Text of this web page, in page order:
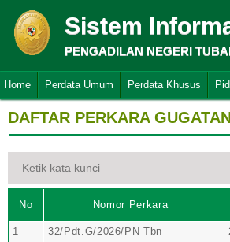
Sistem
PENGADILAN NEGERI
Home Perdata Umum Perdata Khusus
DAFTAR PERKARA
No Nomor Perkara
1 32/Pdt.G/2026/PN Tbn